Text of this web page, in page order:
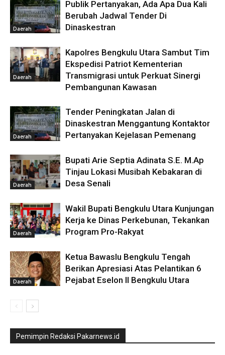
Daerah
Publik Pertanyakan, Ada Apa Dua Kali
Berubah Jadwal Tender Di
Dinaskestran
Daerah
Kapolres Bengkulu Utara Sambut Tim
Ekspedisi Patriot Kementerian
Transmigrasi untuk Perkuat Sinergi
Pembangunan Kawasan
Daerah
Tender Peningkatan Jalan di
Dinaskestran Menggantung Kontaktor
Pertanyakan Kejelasan Pemenang
Daerah
Bupati Arie Septia Adinata S.E. M.Ap
Tinjau Lokasi Musibah Kebakaran di
Desa Senali
Daerah
Wakil Bupati Bengkulu Utara Kunjungan
Kerja ke Dinas Perkebunan, Tekankan
Program Pro-Rakyat
Daerah
Ketua Bawaslu Bengkulu Tengah
Berikan Apresiasi Atas Pelantikan 6
Pejabat Eselon II Bengkulu Utara
Pemimpin Redaksi Pakarnews.id